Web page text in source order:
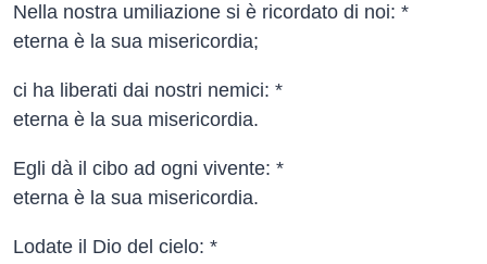
Nella nostra umiliazione si è ricordato di noi: *
eterna è la sua misericordia;
ci ha liberati dai nostri nemici: *
eterna è la sua misericordia.
Egli dà il cibo ad ogni vivente: *
eterna è la sua misericordia.
Lodate il Dio del cielo: *